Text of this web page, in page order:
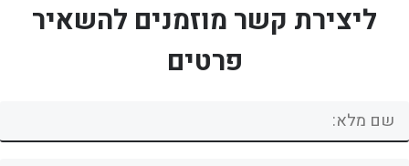
ליצירת קשר מוזמנים להשאיר
פרטים